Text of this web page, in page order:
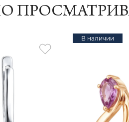
В наличии